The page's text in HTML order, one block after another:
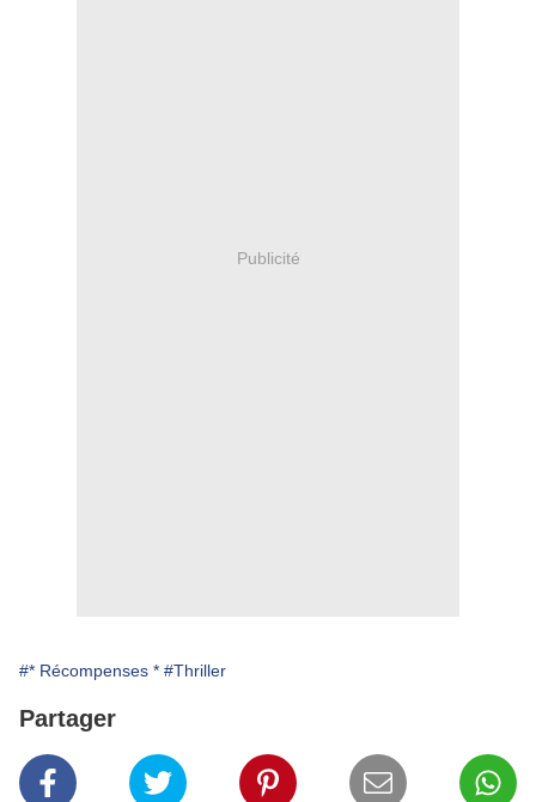
Publicité
#* Récompenses * #Thriller
Partager